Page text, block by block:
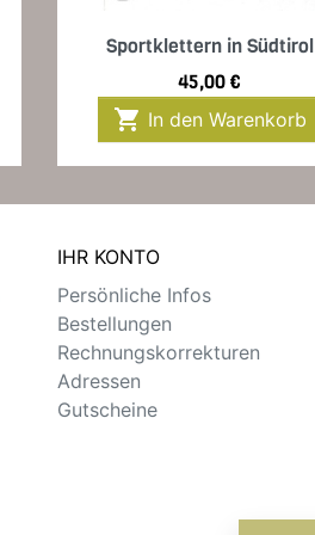
 Vorschau
Sportklettern in Südtirol
Preis
45,00 €
 In den Warenkorb
IHR KONTO
Persönliche Infos
Bestellungen
Rechnungskorrekturen
Adressen
Gutscheine